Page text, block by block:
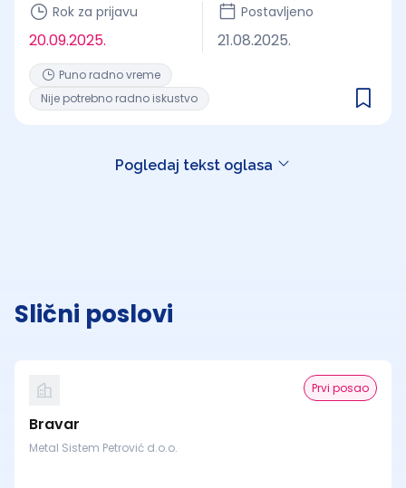
Rok za prijavu
20.09.2025.
Postavljeno
21.08.2025.
Puno radno vreme
Nije potrebno radno iskustvo
Pogledaj tekst oglasa
Slični poslovi
Prvi posao
Bravar
Metal Sistem Petrović d.o.o.